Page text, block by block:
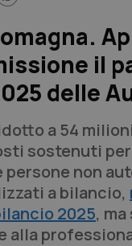
il
delle
a 54
sostenuti
persone non
a bilancio,
2025,
alla